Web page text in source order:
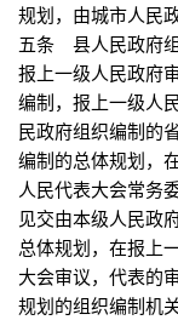
规划，由城市人
五条 县人民政府组
报上一级人民政府
编制，报上一级
民政府组织编制的
编制的总体规划，
人民代表大会常务
见交由本级人民
总体规划，在报上
大会审议，代表
规划的组织编制机